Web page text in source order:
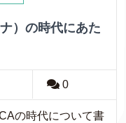
）の時代にあた
0
の時代について書